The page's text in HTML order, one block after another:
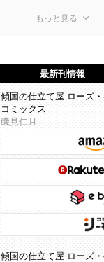
もっと見る
最新刊情報
傾国の仕立て屋 ローズ
コミックス
磯見仁月
傾国の仕立て屋 ローズ